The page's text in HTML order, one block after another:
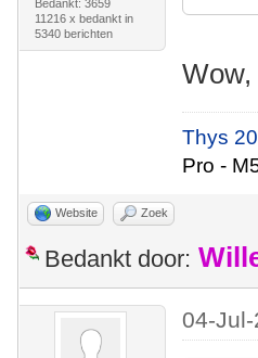
Bedankt: 3659
11216 x bedankt in
5340 berichten
Thys
Pro -
Website Zoek
Bedankt door:
04-